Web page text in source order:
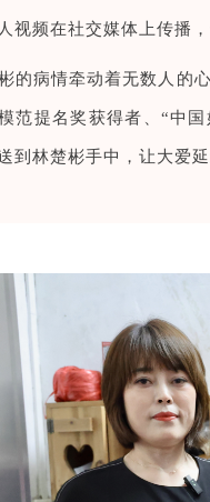
视频在社交媒体上传播
的病情牵动着无数人的
范提名奖获得者、“中
到林楚彬手中，让大爱